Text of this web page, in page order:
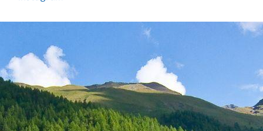
degenza, di cui otto “padiglioni tipo” tutti uguali, e
uno chirurgico. Si tratta d’imponenti edifici di nove
piani, dall’architettura solenne e monumentale
dell’era fascista, collegati tra loro da un’ampia rete
stradale pavimentata in porfido. Il tutto è immerso
in una vasta area boscosa di trentaquattro ettari
con abeti, larici, cedri deodara, tuie, ibisco, olmi, tigli.
I percorsi naturalistici tra le tipiche e pittoresche